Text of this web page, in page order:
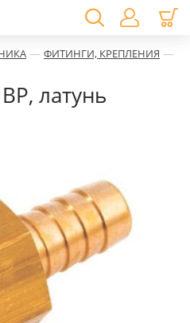
— ФИТИНГИ, КРЕПЛЕНИЯ —
латунь